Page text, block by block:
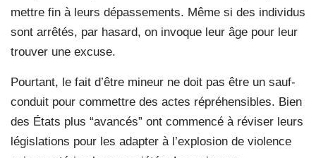
mettre fin à leurs dépassements. Même si des individus
sont arrêtés, par hasard, on invoque leur âge pour leur
trouver une excuse.
Pourtant, le fait d’être mineur ne doit pas être un sauf-
conduit pour commettre des actes répréhensibles. Bien
des États plus “avancés” ont commencé à réviser leurs
législations pour les adapter à l’explosion de violence